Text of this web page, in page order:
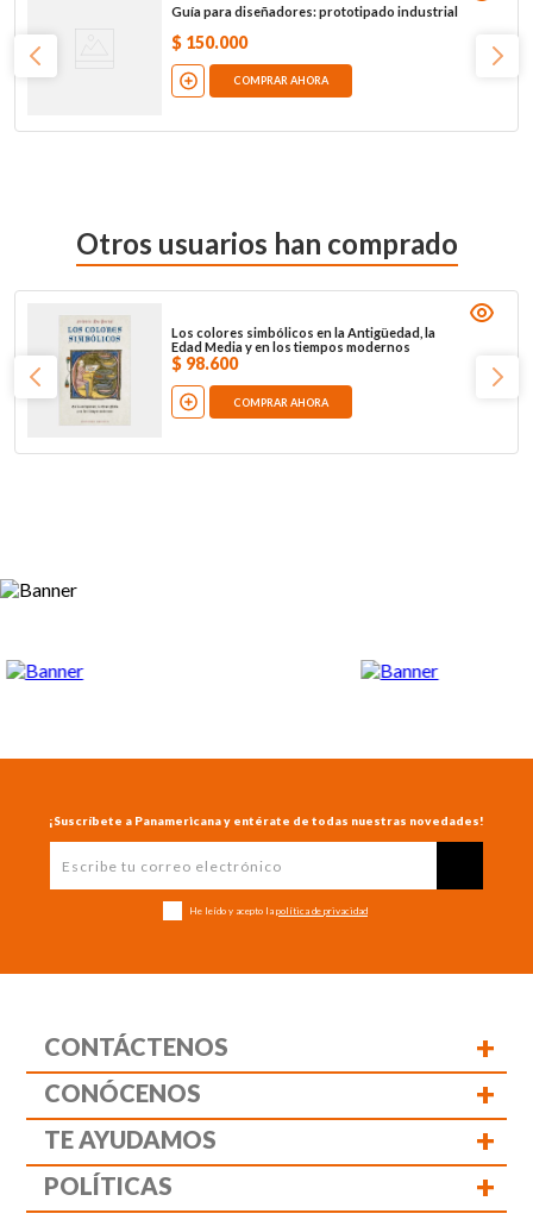
Guía para diseñadores: prototipado industrial
$ 150.000
COMPRAR AHORA
Otros usuarios han comprado
Los colores simbólicos en la Antigüedad, la
Edad Media y en los tiempos modernos
$ 98.600
COMPRAR AHORA
¡Suscríbete a Panamericana y entérate de todas nuestras novedades!
He leído y acepto la política de privacidad
CONTÁCTENOS +
CONÓCENOS +
TE AYUDAMOS +
POLÍTICAS +